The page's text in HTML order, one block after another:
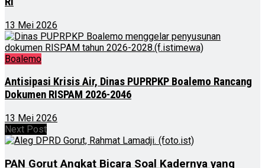
13 Mei 2026
Boalemo
Antisipasi Krisis Air, Dinas PUPRPKP Boalemo Rancang
Dokumen RISPAM 2026-2046
13 Mei 2026
Next Post
PAN Gorut Angkat Bicara Soal Kadernya yang